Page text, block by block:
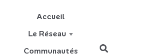
Accueil
Le Réseau
Communautés